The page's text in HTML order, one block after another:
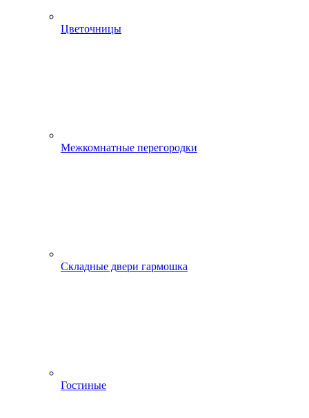
Цветочницы
Межкомнатные перегородки
Складные двери гармошка
Гостиные